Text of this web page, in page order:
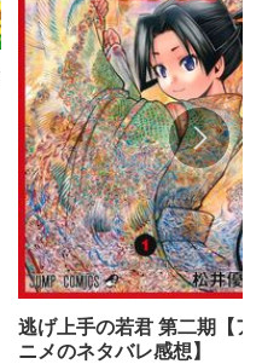
逃げ上手の若君 第二期【ア
ニメのネタバレ感想】